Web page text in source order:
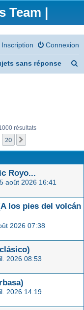
Team |
Connexion
Inscription
sans réponse
résultats
20
Royo...
août 2026 16:41
los pies del volcán
2026 07:38
2026 08:53
2026 14:19